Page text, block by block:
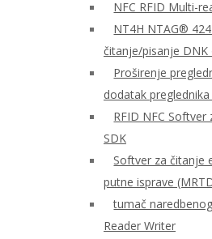
NFC RFID Multi-
NT4H NTAG® 424
čitanje/pisanje DNK
Proširenje
dodatak
RFID NFC
SDK
Softver za čitanje
putne isprave
tumač
Reader Writer